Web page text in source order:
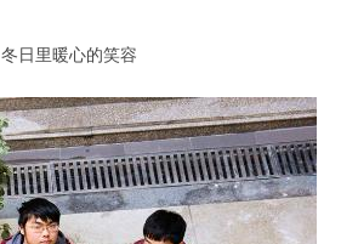
冬日里暖心的笑容